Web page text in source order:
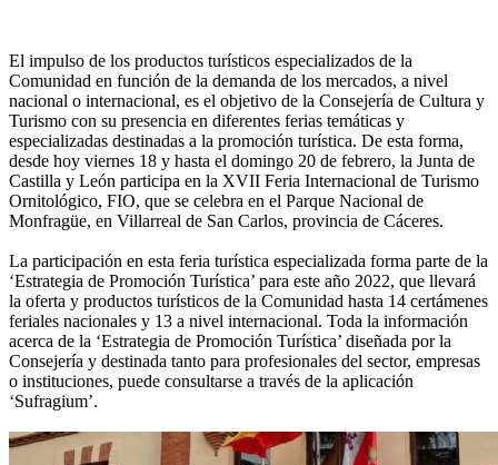
El impulso de los productos turísticos especializados de la
Comunidad en función de la demanda de los mercados, a nivel
nacional o internacional, es el objetivo de la Consejería de Cultura y
Turismo con su presencia en diferentes ferias temáticas y
especializadas destinadas a la promoción turística. De esta forma,
desde hoy viernes 18 y hasta el domingo 20 de febrero, la Junta de
Castilla y León participa en la XVII Feria Internacional de Turismo
Ornitológico, FIO, que se celebra en el Parque Nacional de
Monfragüe, en Villarreal de San Carlos, provincia de Cáceres.
La participación en esta feria turística especializada forma parte de la
‘Estrategia de Promoción Turística’ para este año 2022, que llevará
la oferta y productos turísticos de la Comunidad hasta 14 certámenes
feriales nacionales y 13 a nivel internacional. Toda la información
acerca de la ‘Estrategia de Promoción Turística’ diseñada por la
Consejería y destinada tanto para profesionales del sector, empresas
o instituciones, puede consultarse a través de la aplicación
‘Sufragium’.